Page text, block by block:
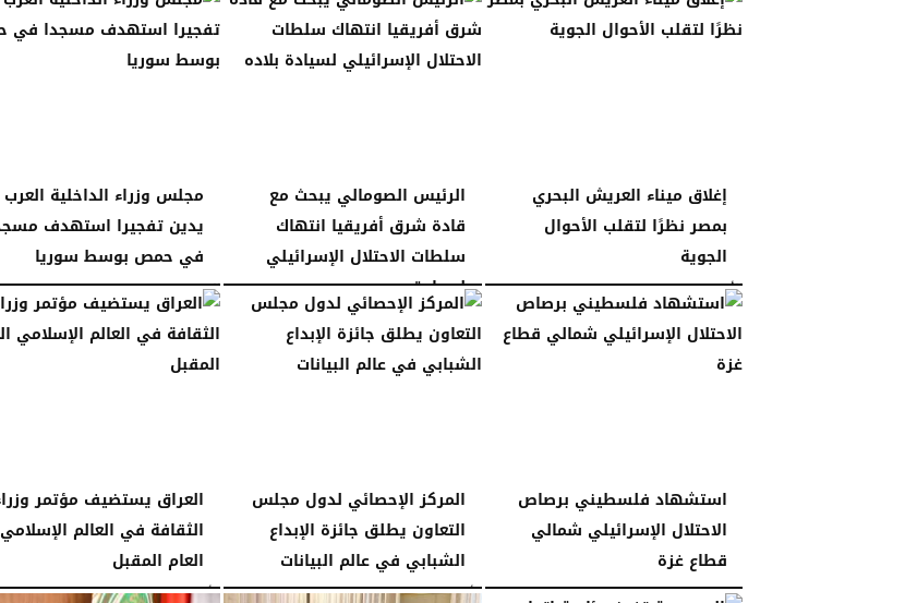
إغلاق ميناء العريش البحري
بمصر نظرًا لتقلب الأحوال
الجوية
الأحد، 28 ديسمبر 2025 11:40 مـ
الرئيس الصومالي يبحث مع
قادة شرق أفريقيا انتهاك
سلطات الاحتلال الإسرائيلي
لسيادة...
مجلس وزراء الداخلية العرب
يدين تفجيرا استهدف
في حمص بوسط سوريا
الجمعة، 26 ديسمبر 2025 11:19 مـ
استشهاد فلسطيني برصاص
الاحتلال الإسرائيلي شمالي
قطاع غزة
الجمعة، 26 ديسمبر 2025 11:14 مـ
المركز الإحصائي لدول مجلس
التعاون يطلق جائزة الإبداع
الشبابي في عالم البيانات
الأربعاء، 24 ديسمبر 2025 11:17 مـ
العراق يستضيف مؤتمر
الثقافة في العالم الإسلامي
العام المقبل
الأربعاء، 24 ديسمبر 2025 11:11 مـ